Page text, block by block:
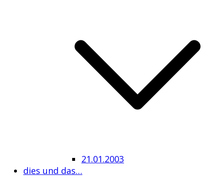
21.01.2003
dies und das…